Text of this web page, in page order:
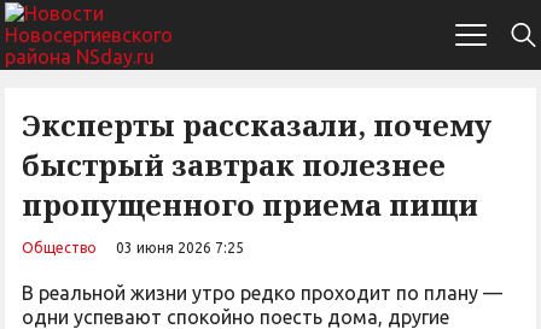
Эксперты рассказали, почему
быстрый завтрак полезнее
пропущенного приема пищи
Общество 03 июня 2026 7:25
В реальной жизни утро редко проходит по плану —
одни успевают спокойно поесть дома, другие